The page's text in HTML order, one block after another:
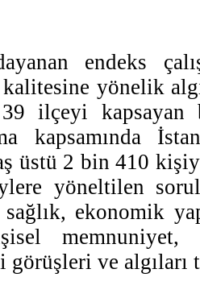
endeks
yönelik
ilçeyi kapsayan
kapsamında
üstü 2 bin 410
yöneltilen
ekonomik
ve algıları